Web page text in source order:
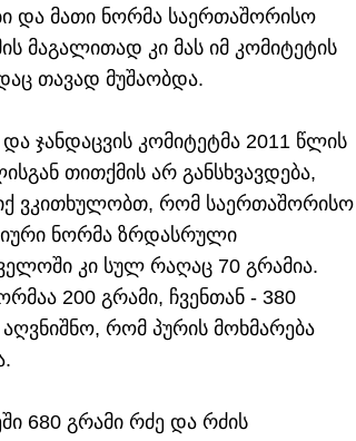
და მათი ნორმა საერთაშორისო
მაგალითად კი მას იმ კომიტეტის
თავად მუშაობდა.
ჯანდაცვის კომიტეტმა 2011 წლის
თითქმის არ განსხვავდება,
ვკითხულობთ, რომ საერთაშორისო
ნორმა ზრდასრული
კი სულ რაღაც 70 გრამია.
200 გრამი, ჩვენთან - 380
რომ პურის მოხმარება
680 გრამი რძე და რძის